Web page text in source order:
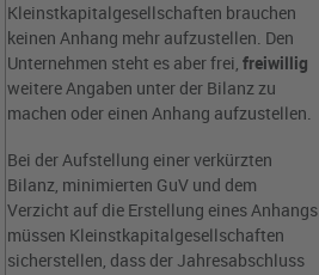
Kleinstkapitalgesellschaften brauchen
keinen Anhang mehr aufzustellen. Den
Unternehmen steht es aber frei,freiwillig
weitere Angaben unter der Bilanz zu
machen oder einen Anhang aufzustellen.
Bei der Aufstellung einer verkürzten
Bilanz, minimierten GuV und dem
Verzicht auf die Erstellung eines Anhangs
müssen Kleinstkapitalgesellschaften
sicherstellen, dass der Jahresabschluss